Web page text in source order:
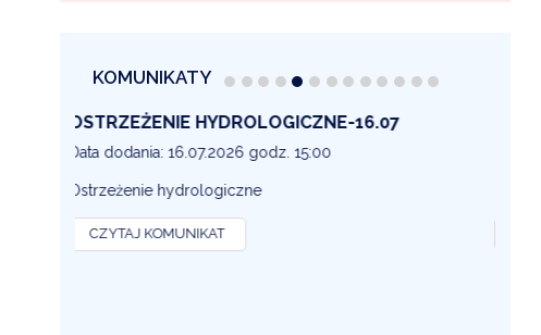
KOMUNIKATY
OSTRZEŻENIE METEOROLOGICZNE 16-07
Data dodania: 16.07.2026 godz. 14:30
OSTRZEŻENIE METEOROLOGICZNE
CZYTAJ KOMUNIKAT